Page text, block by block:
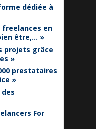
dédiée à
en
être,… »
projets grâce
»
prestataires
»
For